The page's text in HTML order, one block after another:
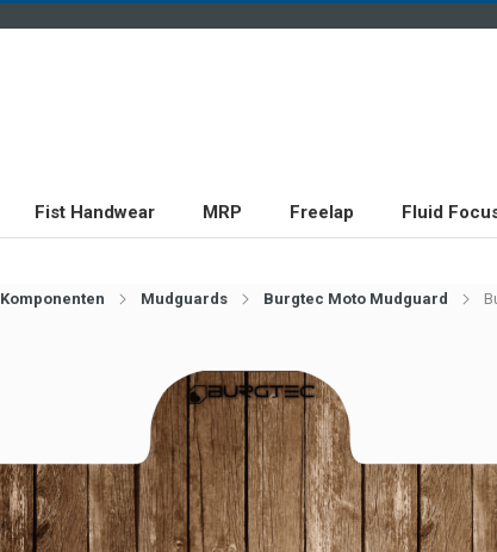
Fist Handwear MRP Freelap Fluid
Komponenten Mudguards Burgtec Moto Mudguard